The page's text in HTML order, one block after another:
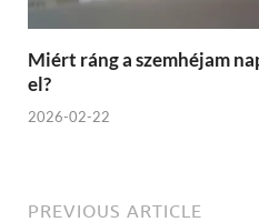
Miért ráng a szemhéjam
el?
2026-02-22
PREVIOUS ARTICLE